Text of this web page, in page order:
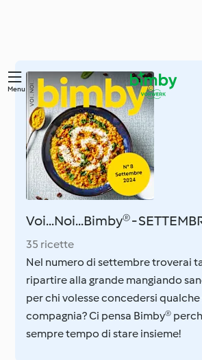
Vai
contenuto
principale
Menu
Voi...Noi...Bimby® -
35 ricette
Nel numero di settembre troverai
ripartire alla grande mangiando
per chi volesse concedersi
compagnia? Ci pensa Bimby®
sempre tempo di stare insieme!